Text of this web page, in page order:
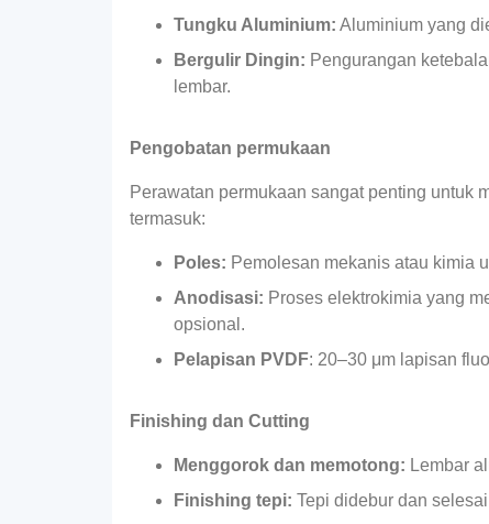
Tungku Aluminium: Aluminium yang
Bergulir Dingin: Pengurangan
lembar.
Pengobatan permukaan
Perawatan permukaan sangat penting untuk
termasuk:
Poles: Pemolesan mekanis atau kimia
Anodisasi: Proses elektrokimia yang
opsional.
Pelapisan PVDF‌: 20–30 μm lapisan
Finishing dan Cutting
Menggorok dan memotong: Lembar
Finishing tepi: Tepi didebur dan